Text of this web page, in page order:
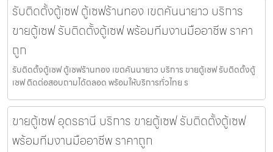
รับติดตั้งตู้เซฟ ตู้เซฟร้านทอง เขตคันนายาว บริการ
ขายตู้เซฟ รับติดตั้งตู้เซฟ พร้อมทีมงานมืออาชีพ ราคา
ถูก
รับติดตั้งตู้เซฟ ตู้เซฟร้านทอง เขตคันนายาว บริการ ขายตู้เซฟ รับติดตั้งตู้
เซฟ ติดต่อสอบถามได้ตลอด พร้อมให้บริการทั่วไทย ร
ขายตู้เซฟ อุดรธานี บริการ ขายตู้เซฟ รับติดตั้งตู้เซฟ
พร้อมทีมงานมืออาชีพ ราคาถูก